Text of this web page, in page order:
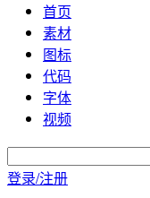
首页
素材
图标
代码
字体
视频
登录/注册